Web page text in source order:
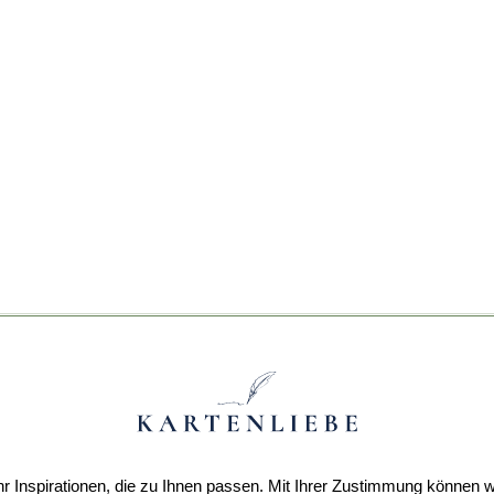
Inspirationen, die zu Ihnen passen. Mit Ihrer Zustimmung können